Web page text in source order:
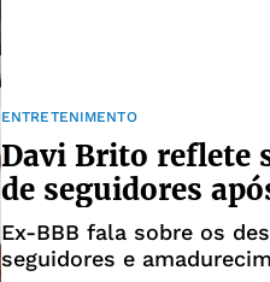
ENTRETENIMENTO
Davi Brito reflete
de seguidores
Ex-BBB fala sobre os
seguidores e